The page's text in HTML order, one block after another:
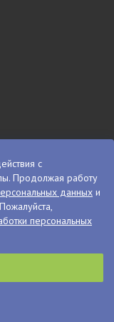
области
с
Продолжая работу
данных и
персональных